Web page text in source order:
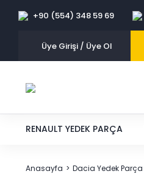
+90 (554) 348 59 69
Üye Girişi / Üye Ol
RENAULT YEDEK PARÇA
Anasayfa Dacia Yedek Parça